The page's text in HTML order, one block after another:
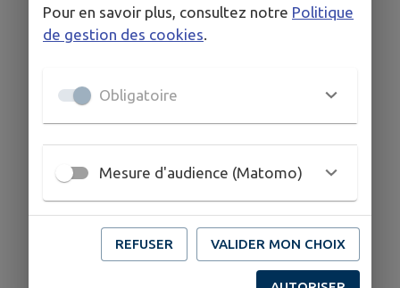
Pour en savoir plus, consultez notre Politique
de gestion des cookies
Obligatoire
Mesure d'audience (Matomo)
REFUSER VALIDER MON CHOIX